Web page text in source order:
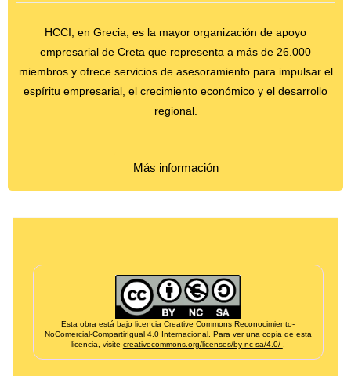
HCCI, en Grecia, es la mayor organización de apoyo
empresarial de Creta que representa a más de 26.000
miembros y ofrece servicios de asesoramiento para impulsar el
espíritu empresarial, el crecimiento económico y el desarrollo
regional.
Más información
Informação de créditos e financiamento
Esta obra está bajo licencia Creative Commons Reconocimiento-
NoComercial-CompartirIgual 4.0 Internacional. Para ver una copia de esta
licencia, visite creativecommons.org/licenses/by-nc-sa/4.0/